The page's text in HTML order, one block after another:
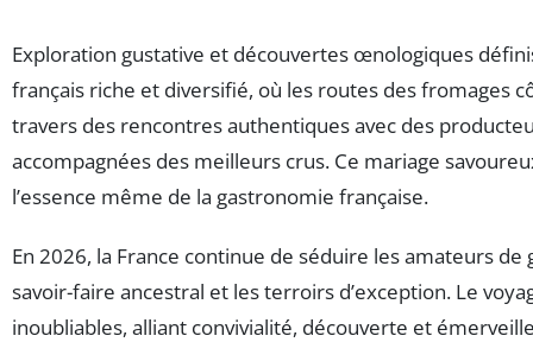
Exploration gustative et découvertes œnologiques
français riche et diversifié, où les routes des fromages
travers des rencontres authentiques avec des
accompagnées des meilleurs crus. Ce mariage
l’essence même de la gastronomie française.
En 2026, la France continue de séduire les amateurs
savoir-faire ancestral et les terroirs d’exception. Le
inoubliables, alliant convivialité, découverte et